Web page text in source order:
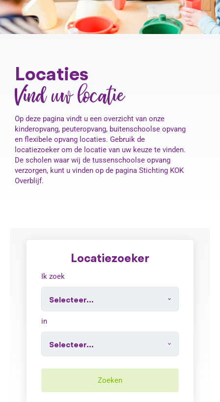
Contact
Locaties
Vind uw locatie
Op deze pagina vindt u een overzicht van onze
kinderopvang, peuteropvang, buitenschoolse opvang
en flexibele opvang locaties. Gebruik de
locatiezoeker om de locatie van uw keuze te vinden.
De scholen waar wij de tussenschoolse opvang
verzorgen, kunt u vinden op de pagina Stichting KOK
Overblijf.
Locatiezoeker
Ik zoek
in
Zoeken